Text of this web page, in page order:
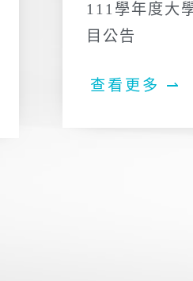
111學年度大
目公告
查看更多 ⇀